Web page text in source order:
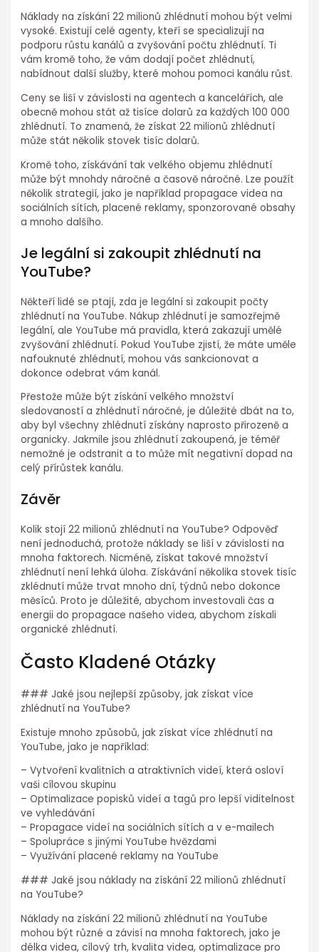
Náklady na získání 22 milionů zhlédnutí mohou být velmi
vysoké. Existují celé agenty, kteří se specializují na
podporu růstu kanálů a zvyšování počtu zhlédnutí. Ti
vám kromě toho, že vám dodají počet zhlédnutí,
nabídnout další služby, které mohou pomoci kanálu růst.
Ceny se liší v závislosti na agentech a kancelářích, ale
obecně mohou stát až tisíce dolarů za každých 100 000
zhlédnutí. To znamená, že získat 22 milionů zhlédnutí
může stát několik stovek tisíc dolarů.
Kromě toho, získávání tak velkého objemu zhlédnutí
může být mnohdy náročné a časově náročné. Lze použít
několik strategií, jako je například propagace videa na
sociálních sítích, placené reklamy, sponzorované obsahy
a mnoho dalšího.
Je legální si zakoupit zhlédnutí na
YouTube?
Někteří lidé se ptají, zda je legální si zakoupit počty
zhlédnutí na YouTube. Nákup zhlédnutí je samozřejmě
legální, ale YouTube má pravidla, která zakazují umělé
zvyšování zhlédnutí. Pokud YouTube zjistí, že máte uměle
nafouknuté zhlédnutí, mohou vás sankcionovat a
dokonce odebrat vám kanál.
Přestože může být získání velkého množství
sledovaností a zhlédnutí náročné, je důležité dbát na to,
aby byl všechny zhlédnutí získány naprosto přirozeně a
organicky. Jakmile jsou zhlédnutí zakoupená, je téměř
nemožné je odstranit a to může mít negativní dopad na
celý přírůstek kanálu.
Závěr
Kolik stojí 22 milionů zhlédnutí na YouTube? Odpověď
není jednoduchá, protože náklady se liší v závislosti na
mnoha faktorech. Nicméně, získat takové množství
zhlédnutí není lehká úloha. Získávání několika stovek tisíc
zklédnutí může trvat mnoho dní, týdnů nebo dokonce
měsíců. Proto je důležité, abychom investovali čas a
energii do propagace našeho videa, abychom získali
organické zhlédnutí.
Často Kladené Otázky
### Jaké jsou nejlepší způsoby, jak získat více
zhlédnutí na YouTube?
Existuje mnoho způsobů, jak získat více zhlédnutí na
YouTube, jako je například:
– Vytvoření kvalitních a atraktivních videí, která osloví
vaši cílovou skupinu
– Optimalizace popisků videí a tagů pro lepší viditelnost
ve vyhledávání
– Propagace videí na sociálních sítích a v e-mailech
– Spolupráce s jinými YouTube hvězdami
– Využívání placené reklamy na YouTube
### Jaké jsou náklady na získání 22 milionů zhlédnutí
na YouTube?
Náklady na získání 22 milionů zhlédnutí na YouTube
mohou být různé a závisí na mnoha faktorech, jako je
délka videa, cílový trh, kvalita videa, optimalizace pro